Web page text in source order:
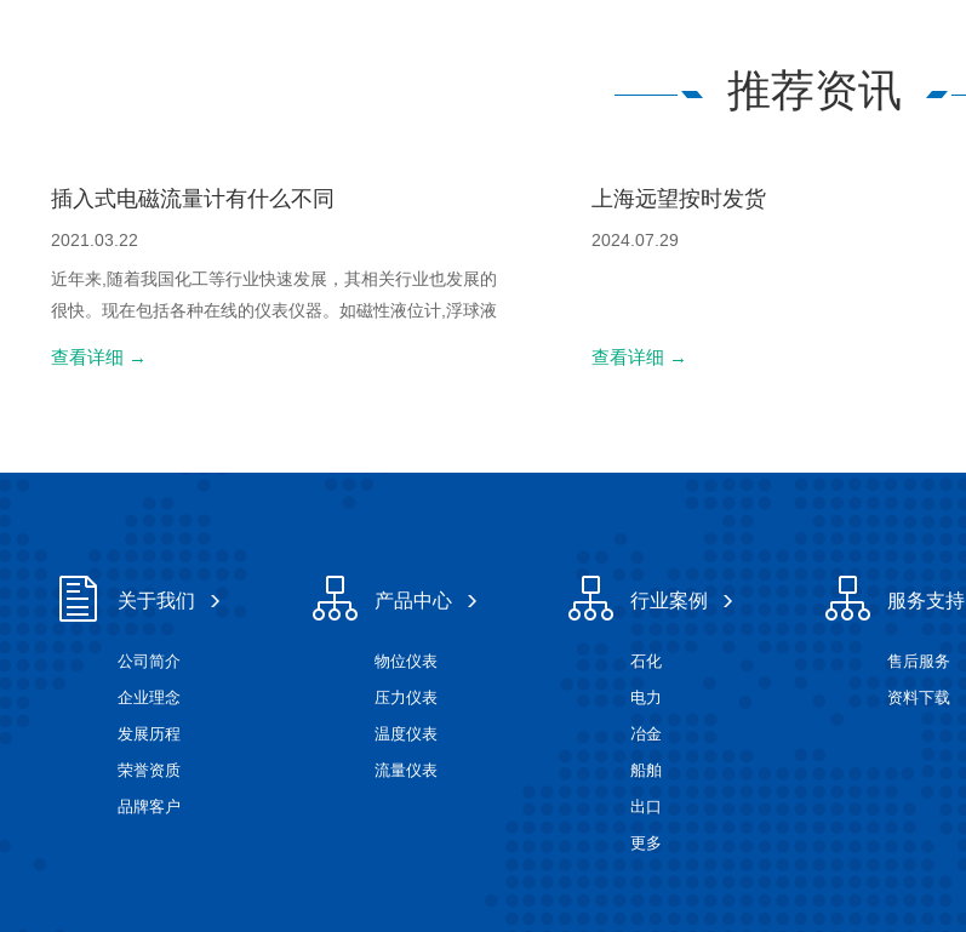
推荐资讯
插入式电磁流量计有什么不同
2021.03.22
近年来,随着我国化工等行业快速发展，其相关行业也发展的
很快。现在包括各种在线的仪表仪器。如磁性液位计,浮球液
查看详细 →
上海远望按时发货
2024.07.29
查看详细 →
关于我们
公司简介
企业理念
发展历程
荣誉资质
品牌客户
产品中心
物位仪表
压力仪表
温度仪表
流量仪表
行业案例
石化
电力
冶金
船舶
出口
更多
服务支持
售后服务
资料下载